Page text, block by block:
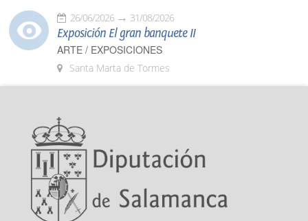
26/06/2026 31/08/2026
Exposición El gran banquete II
ARTE / EXPOSICIONES
Santa Marta de Tormes